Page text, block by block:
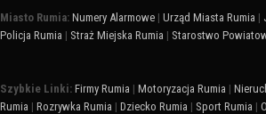
Miasto Rumia: Numery Alarmowe | Urząd Miasta Rumia |
Policja Rumia | Straż Miejska Rumia | Starostwo
Szybkie Linki: Firmy Rumia | Motoryzacja Rumia |
Rumia | Rozrywka Rumia | Dziecko Rumia | Sport Rumia |